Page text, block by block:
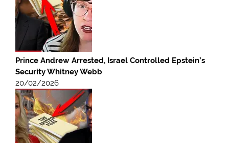
Prince Andrew Arrested, Israel Controlled Epstein’s
Security Whitney Webb
20/02/2026